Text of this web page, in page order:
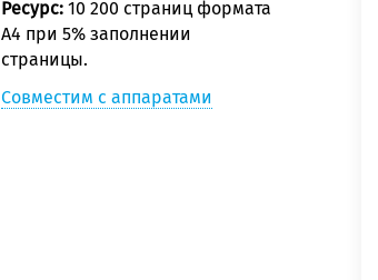
Ресурс: 10 200 страниц формата
А4 при 5% заполнении
страницы.
Совместим с аппаратами